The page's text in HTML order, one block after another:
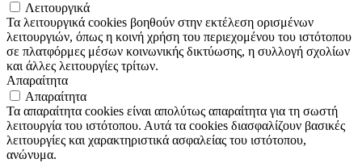
Λειτουργικά
Τα λειτουργικά cookies βοηθούν στην εκτέλεση ορισμένων
λειτουργιών, όπως η κοινή χρήση του περιεχομένου του ιστότοπου
σε πλατφόρμες μέσων κοινωνικής δικτύωσης, η συλλογή σχολίων
και άλλες λειτουργίες τρίτων.
Απαραίτητα
Απαραίτητα
Τα απαραίτητα cookies είναι απολύτως απαραίτητα για τη σωστή
λειτουργία του ιστότοπου. Αυτά τα cookies διασφαλίζουν βασικές
λειτουργίες και χαρακτηριστικά ασφαλείας του ιστότοπου,
ανώνυμα.